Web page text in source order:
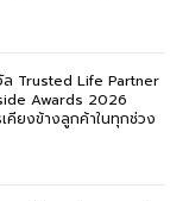
Trusted Life Partner
Awards 2026
คียงข้างลูกค้าในทุกช่วง